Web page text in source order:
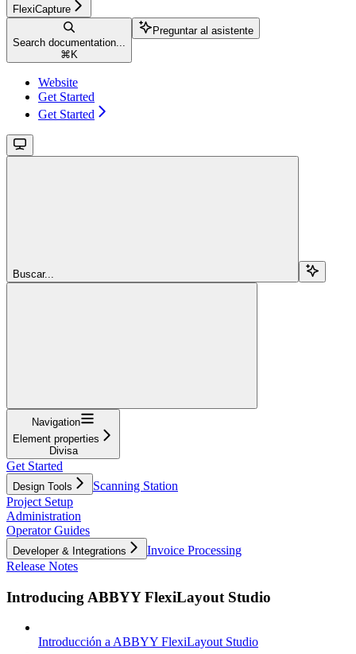
FlexiCapture
Search documentation...
⌘ K
Preguntar al asistente
Website
Get Started
Get Started
Buscar...
Navigation
Element properties
Divisa
Get Started
Design Tools
Scanning Station
Project Setup
Administration
Operator Guides
Developer & Integrations
Invoice Processing
Release Notes
Introducing ABBYY FlexiLayout Studio
Introducción a ABBYY FlexiLayout Studio